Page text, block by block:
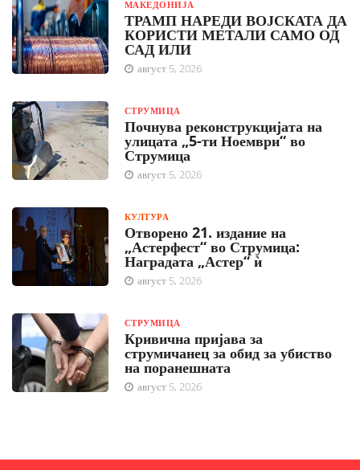
МАКЕДОНИЈА
ТРАМП НАРЕДИ ВОЈСКАТА ДА
КОРИСТИ МЕТАЛИ САМО ОД
САД ИЛИ
август 5, 2026
СТРУМИЦА
Почнува реконструкцијата на
улицата „5-ти Ноември“ во
Струмица
август 5, 2026
КУЛТУРА
Отворено 21. издание на
„Астерфест“ во Струмица:
Наградата „Астер“ ѝ
август 5, 2026
СТРУМИЦА
Кривична пријава за
струмичанец за обид за убиство
на поранешната
август 5, 2026